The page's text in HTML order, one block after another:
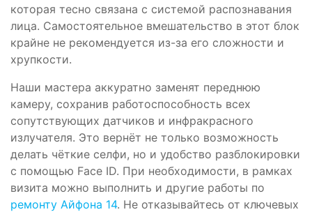
которая тесно связана с системой распознавания
лица. Самостоятельное вмешательство в этот блок
крайне не рекомендуется из-за его сложности и
хрупкости.
Наши мастера аккуратно заменят переднюю
камеру, сохранив работоспособность всех
сопутствующих датчиков и инфракрасного
излучателя. Это вернёт не только возможность
делать чёткие селфи, но и удобство разблокировки
с помощью Face ID. При необходимости, в рамках
визита можно выполнить и другие работы по
ремонту Айфона 14. Не отказывайтесь от ключевых